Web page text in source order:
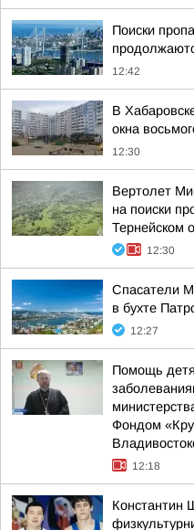
Поиски
12:42
В
окна
12:30
Вертолет
на поиски
Тернейском
12:30
Спасатели
в бухте
12:27
Помощь
Фондом
12:18
Константин